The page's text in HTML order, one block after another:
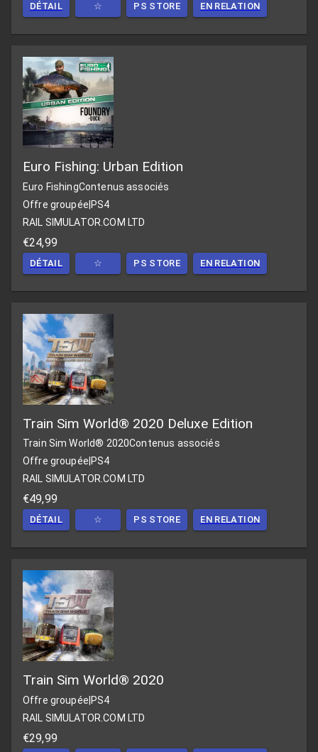
DÉTAIL ☆ PS STORE EN RELATION
Euro Fishing: Urban Edition
Euro FishingContenus associés
Offre groupée PS4
RAIL SIMULATOR.COM LTD
€24,99
DÉTAIL ☆ PS STORE EN RELATION
Train Sim World® 2020 Deluxe Edition
Train Sim World® 2020Contenus associés
Offre groupée PS4
RAIL SIMULATOR.COM LTD
€49,99
DÉTAIL ☆ PS STORE EN RELATION
Train Sim World® 2020
Offre groupée PS4
RAIL SIMULATOR.COM LTD
€29,99